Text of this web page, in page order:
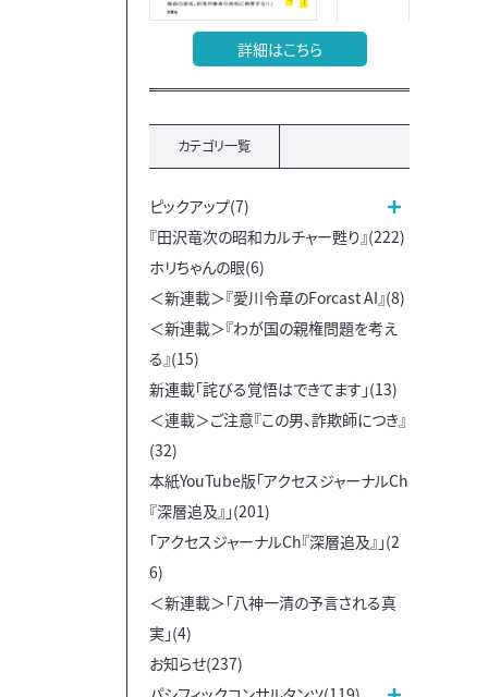
詳細はこちら
カテゴリ一覧
ピックアップ(7)
『田沢竜次の昭和カルチャー甦り』(222)
ホリちゃんの眼(6)
＜新連載＞『愛川令章のForcast AI』(8)
＜新連載＞『わが国の親権問題を考え
る』(15)
新連載「詫びる覚悟はできてます」(13)
＜連載＞ご注意『この男、詐欺師につき』
(32)
本紙YouTube版「アクセスジャーナルCh
『深層追及』」(201)
「アクセスジャーナルCh『深層追及』」(2
6)
＜新連載＞「八神一清の予言される真
実」(4)
お知らせ(237)